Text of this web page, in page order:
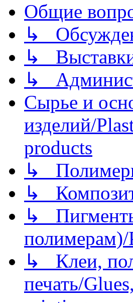
Общие
↳
↳
↳
Сырье и
изделий/
products
↳
↳
↳
полимерам)/
↳ Клеи,
печать/